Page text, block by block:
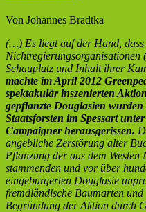
Von Johannes Bradtka
(…) Es liegt auf der Hand, dass
Nichtregierungsorganisationen
Schauplatz und Inhalt ihrer
machte im April 2012
spektakulär inszenierten
gepflanzte Douglasien
Staatsforsten im Spessart
Campaigner herausgerissen.
angebliche Zerstörung alter
Pflanzung der aus dem
stammenden und vor über
eingebürgerten Douglasie
fremdländische Baumarten
Begründung der Aktion durch